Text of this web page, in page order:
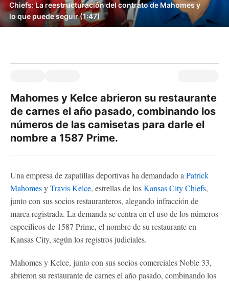
Chiefs: La reestructuración del contrato de Mahomes y
lo que puede seguir (1:47)
Mahomes y Kelce abrieron su restaurante
de carnes el año pasado, combinando los
números de las camisetas para darle el
nombre a 1587 Prime.
Una empresa de zapatillas deportivas ha demandado a Patrick
MahomesyTravis Kelce, estrellas de losKansas City Chiefs,
junto con sus socios restauranteros, alegando infracción de
marca registrada. La demanda se centra en el uso de los números
específicos de 1587 Prime, el nombre de su restaurante en
Kansas City, según los registros judiciales.
Mahomes y Kelce, junto con sus socios comerciales Noble 33,
abrieron su restaurante de carnes el año pasado, combinando los